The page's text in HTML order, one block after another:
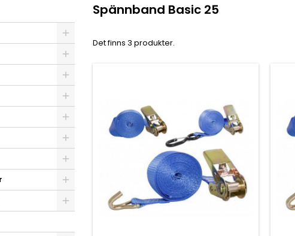
Spännband Basic 25
Det finns 3 produkter.